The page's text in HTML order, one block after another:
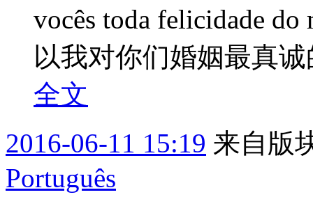
vocês toda felicidade
以我对你们婚姻最真诚
全文
2016-06-11 15:19 来自版
Português